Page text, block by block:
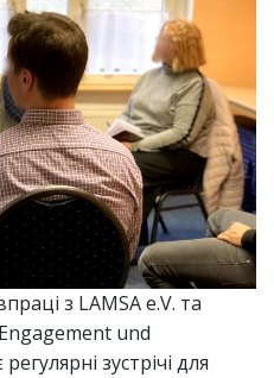
з LAMSA e.V. та
und
зустрічі для